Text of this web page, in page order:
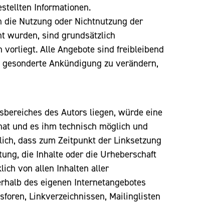
Informationen.
die Nutzung oder Nichtnutzung der
wurden, sind grundsätzlich
vorliegt. Alle Angebote sind freibleibend
Ankündigung zu verändern,
des Autors liegen, würde eine
und es ihm technisch möglich und
dass zum Zeitpunkt der Linksetzung
die Inhalte oder die Urheberschaft
von allen Inhalten aller
des eigenen Internetangebotes
Linkverzeichnissen, Mailinglisten